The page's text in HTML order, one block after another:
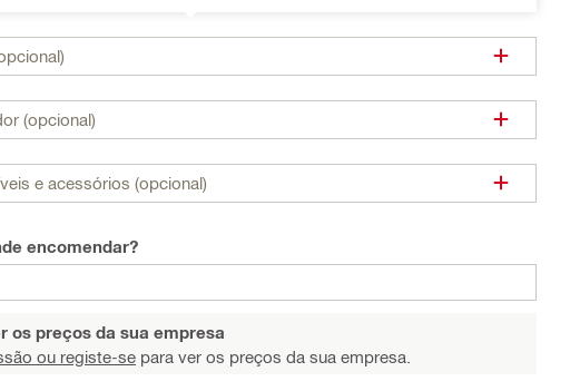
(opcional)
e acessórios (opcional)
encomendar?
os preços da sua empresa
ou registe-se para ver os preços da sua empresa.